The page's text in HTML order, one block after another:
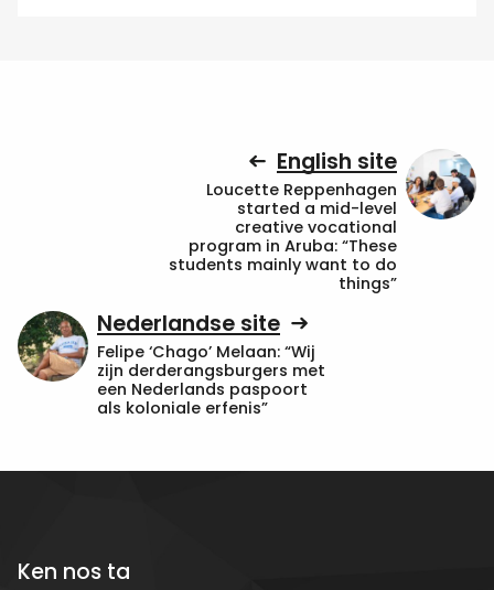
English site
Loucette Reppenhagen
started a mid-level
creative vocational
program in Aruba: “These
students mainly want to do
things”
Nederlandse site
Felipe ‘Chago’ Melaan: “Wij
zijn derderangsburgers met
een Nederlands paspoort
als koloniale erfenis”
Ken nos ta